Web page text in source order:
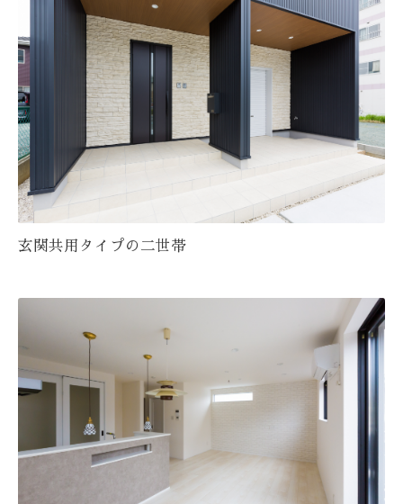
玄関共用タイプの二世帯